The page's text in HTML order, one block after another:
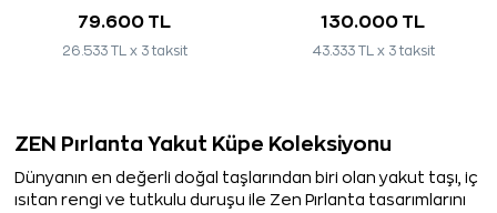
79.600 TL
26.533 TL x 3 taksit
130.000 TL
43.333 TL x 3 taksit
ZEN Pırlanta Yakut Küpe Koleksiyonu
Dünyanın en değerli doğal taşlarından biri olan yakut taşı, iç
ısıtan rengi ve tutkulu duruşu ile Zen Pırlanta tasarımlarını